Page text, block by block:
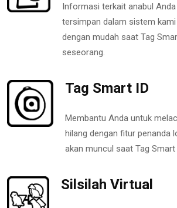
Informasi terkait anabul
tersimpan dalam sistem
dengan mudah saat Tag
seseorang.
Tag Smart ID
Membantu Anda untuk
hilang dengan fitur penanda
akan muncul saat Tag Smart
Silsilah Virtual